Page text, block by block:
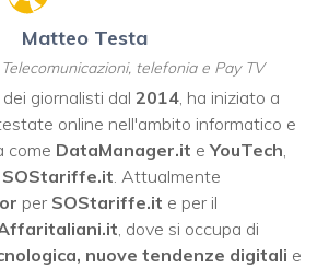
Matteo Testa
telefonia e Pay TV
dei giornalisti dal 2014, ha iniziato a
online nell'ambito informatico e
come DataManager.it eYouTech
SOStariffe.it . Attualmente
per SOStariffe.it e per il
, dove si occupa di
nuove tendenze digitali e